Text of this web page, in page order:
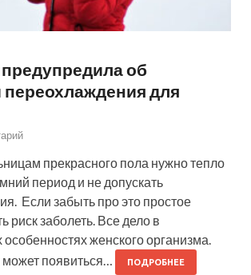
предупредила об
переохлаждения для
прекрасного пола нужно тепло
период и не допускать
Если забыть про это простое
риск заболеть. Все дело в
женского организма.
может появиться…
ПОДРОБНЕЕ